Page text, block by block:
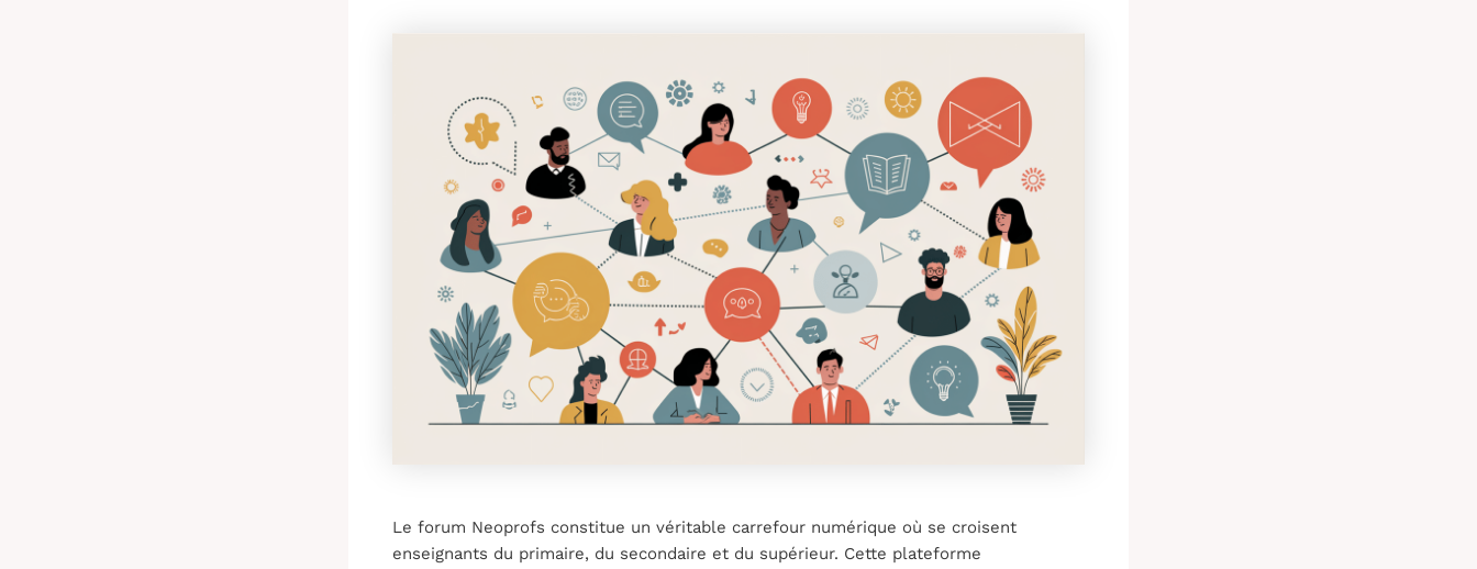
Le forum Neoprofs constitue un véritable carrefour numérique où se croisent
enseignants du primaire, du secondaire et du supérieur. Cette plateforme